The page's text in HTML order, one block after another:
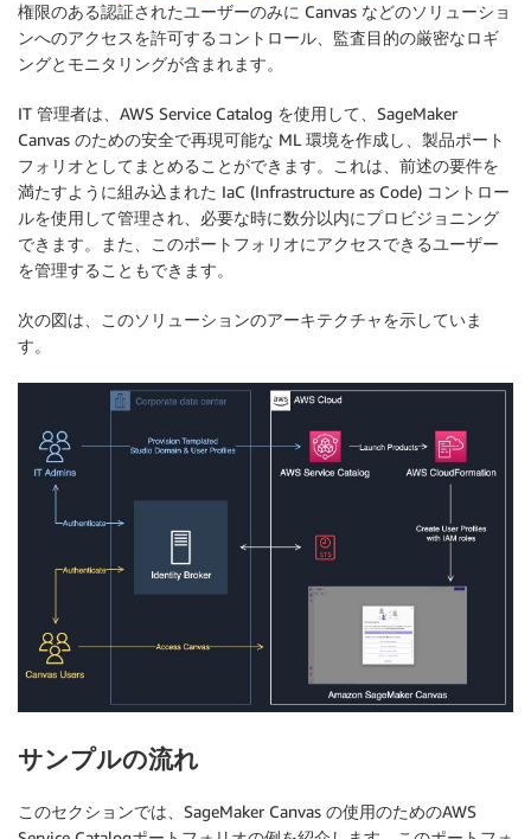
権限のある認証されたユーザーのみに Canvas などのソリューショ
ンへのアクセスを許可するコントロール、監査目的の厳密なロギ
ングとモニタリングが含まれます。
IT 管理者は、AWS Service Catalog を使用して、SageMaker
Canvas のための安全で再現可能な ML 環境を作成し、製品ポート
フォリオとしてまとめることができます。これは、前述の要件を
満たすように組み込まれた IaC (Infrastructure as Code) コントロー
ルを使用して管理され、必要な時に数分以内にプロビジョニング
できます。また、このポートフォリオにアクセスできるユーザー
を管理することもできます。
次の図は、このソリューションのアーキテクチャを示していま
す。
サンプルの流れ
このセクションでは、SageMaker Canvas の使用のためのAWS